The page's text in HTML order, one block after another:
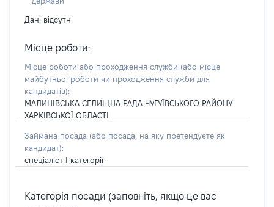
Дані відсутні
Місце роботи:
Місце роботи або проходження служби (або місце
майбутньої роботи чи проходження служби для
кандидатів):
МАЛИНІВСЬКА СЕЛИЩНА РАДА ЧУГУЇВСЬКОГО РАЙОНУ
ХАРКІВСЬКОЇ ОБЛАСТІ
Займана посада (або посада, на яку претендуєте як
кандидат):
спеціаліст І категорії
Категорія посади (заповніть, якщо це вас